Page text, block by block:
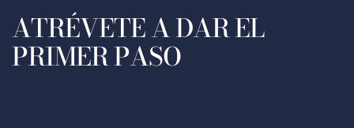
ATRÉVETE A DAR EL
PRIMER PASO